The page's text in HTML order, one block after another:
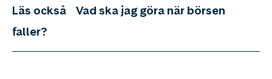
Läs också
Vad ska jag göra när börsen
faller?